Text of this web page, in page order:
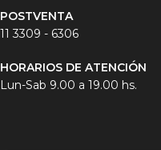
POSTVENTA
11 3309 - 6306
HORARIOS DE ATENCIÓN
Lun-Sab 9.00 a 19.00 hs.